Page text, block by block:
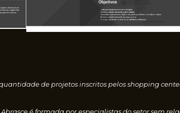
de projetos inscritos pelos shopping